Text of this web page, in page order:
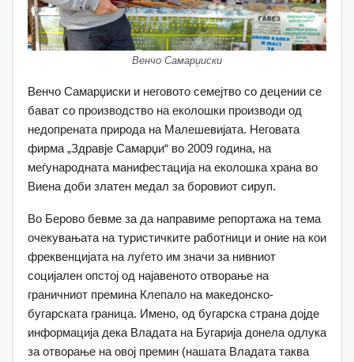
Венчо Самарџиски
Венчо Самарџиски и неговото семејтво со децении се
бават со производство на еколошки производи од
недопрената природа на Малешевијата. Неговата
фирма „Здравје Самарџи“ во 2009 година, на
меѓународната манифестација на еколошка храна во
Виена доби златен медал за боровиот сируп.
Во Берово бевме за да направиме репортажа на тема
очекувањата на туристичките работници и оние на кои
фреквенцијата на луѓето им значи за нивниот
социјален опстој од најавеното отворање на
граничниот премина Клепало на македонско-
бугарската граница. Имено, од бугарска страна дојде
информација дека Владата на Бугарија донела одлука
за отворање на овој премин (нашата Владата таква